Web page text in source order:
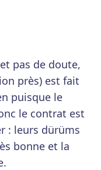
pas de doute,
près) est fait
puisque le
le contrat est
: leurs dürüms
bonne et la